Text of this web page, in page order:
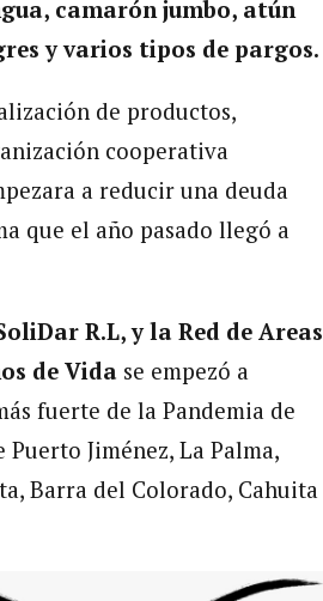
camarón jumbo, atún
y varios tipos de pargos.
de productos,
cooperativa
a reducir una deuda
que el año pasado llegó a
R.L, y la Red de Areas
de Vida se empezó a
fuerte de la Pandemia de
Jiménez, La Palma,
Barra del Colorado, Cahuita